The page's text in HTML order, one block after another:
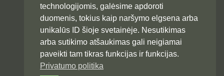
technologijomis, galėsime apdoroti
duomenis, tokius kaip naršymo elgsena arba
unikalūs ID šioje svetainėje. Nesutikimas
arba sutikimo atšaukimas gali neigiamai
paveikti tam tikras funkcijas ir funkcijas.
Privatumo politika
Svarbios nuorodos
Svetainės taisyklės ir sąlygos
Pristatymo informacija